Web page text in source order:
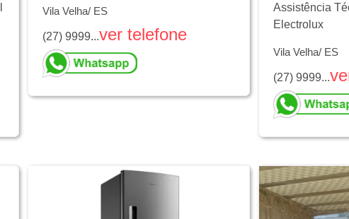
Vila Velha/ ES
(27) 9999...ver telefone
Assistência
Electrolux
Vila Velha/ ES
(27) 9999...